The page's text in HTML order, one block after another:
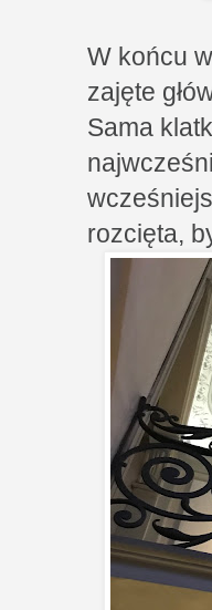
W końcu
zajęte
Sama
rozcięta,